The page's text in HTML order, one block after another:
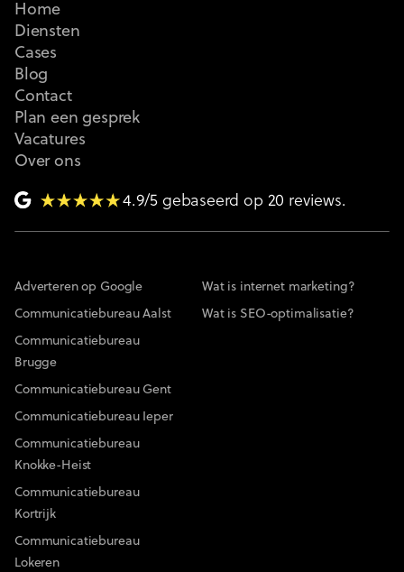
Home
Diensten
Cases
Blog
Contact
Plan een gesprek
Vacatures
Over ons
4.9/5 gebaseerd op 20 reviews.
Adverteren op Google
Communicatiebureau Aalst
Communicatiebureau
Brugge
Communicatiebureau Gent
Communicatiebureau Ieper
Communicatiebureau
Knokke-Heist
Communicatiebureau
Kortrijk
Communicatiebureau
Lokeren
Wat is internet marketing?
Wat is SEO-optimalisatie?